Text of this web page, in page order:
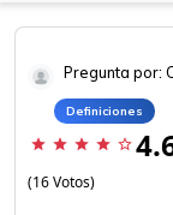
Pregunta por:
Definiciones
star star star star star_border
(16 Votos)